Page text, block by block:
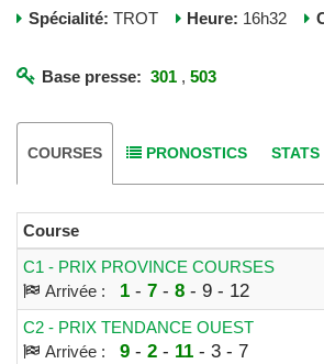
Spécialité: TROT Heure: 16h32
Base presse: 301 ,503
COURSES PRONOSTICS STATS
Course
C1 - PRIX PROVINCE COURSES
Arrivée :
1- 7- 8- 9 - 12
C2 - PRIX TENDANCE OUEST
Arrivée :
9- 2- 11- 3 - 7